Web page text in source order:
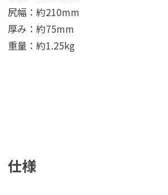
尻幅：約210mm
厚み：約75mm
重量：約1.25kg
仕様